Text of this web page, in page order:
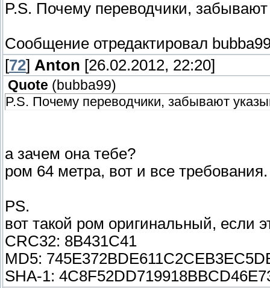
P.S. Почему переводчики,
Сообщение отредактировал
[72] Anton [26.02.2012, 22:20]
Quote (bubba99)
P.S. Почему переводчики, забывают
а зачем она тебе?
ром 64 метра, вот и все требования.
PS.
вот такой ром оригинальный, если
CRC32: 8B431C41
MD5:
SHA-1: